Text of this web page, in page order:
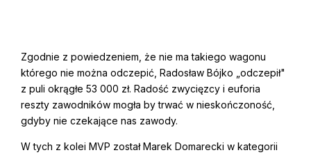
Zgodnie z powiedzeniem, że nie ma takiego wagonu
którego nie można odczepić, Radosław Bójko „odczepił"
z puli okrągłe 53 000 zł. Radość zwycięzcy i euforia
reszty zawodników mogła by trwać w nieskończoność,
gdyby nie czekające nas zawody.
W tych z kolei MVP został Marek Domarecki w kategorii